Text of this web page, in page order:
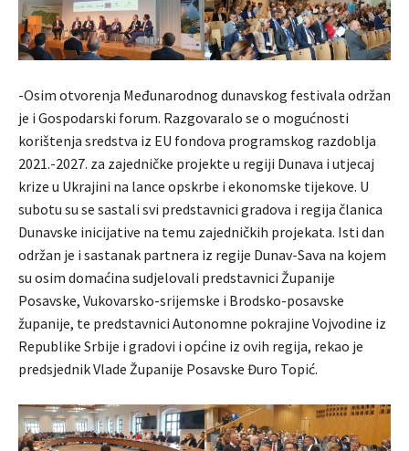
-Osim otvorenja Međunarodnog dunavskog festivala održan
je i Gospodarski forum. Razgovaralo se o mogućnosti
korištenja sredstva iz EU fondova programskog razdoblja
2021.-2027. za zajedničke projekte u regiji Dunava i utjecaj
krize u Ukrajini na lance opskrbe i ekonomske tijekove. U
subotu su se sastali svi predstavnici gradova i regija članica
Dunavske inicijative na temu zajedničkih projekata. Isti dan
održan je i sastanak partnera iz regije Dunav-Sava na kojem
su osim domaćina sudjelovali predstavnici Županije
Posavske, Vukovarsko-srijemske i Brodsko-posavske
županije, te predstavnici Autonomne pokrajine Vojvodine iz
Republike Srbije i gradovi i općine iz ovih regija, rekao je
predsjednik Vlade Županije Posavske Đuro Topić.